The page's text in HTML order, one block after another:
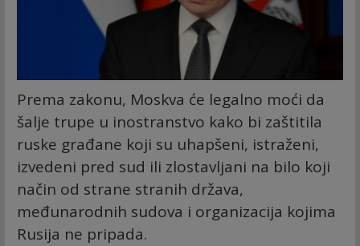
Prema zakonu, Moskva će legalno moći da
šalje trupe u inostranstvo kako bi zaštitila
ruske građane koji su uhapšeni, istraženi,
izvedeni pred sud ili zlostavljani na bilo koji
način od strane stranih država,
međunarodnih sudova i organizacija kojima
Rusija ne pripada.